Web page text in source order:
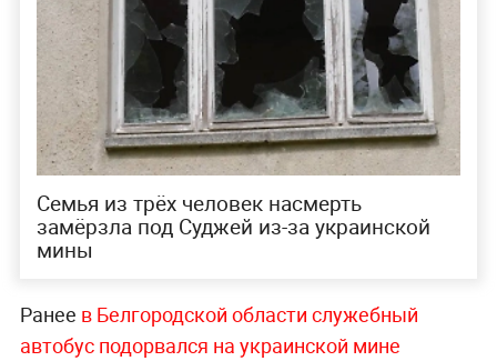
Семья из трёх человек насмерть
замёрзла под Суджей из-за украинской
мины
Ранее в Белгородской области служебный
автобус подорвался на украинской мине